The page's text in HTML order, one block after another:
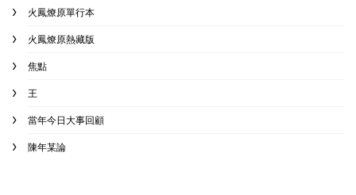
火鳳燎原單行本
火鳳燎原熱藏版
焦點
王
當年今日大事回顧
陳年某論